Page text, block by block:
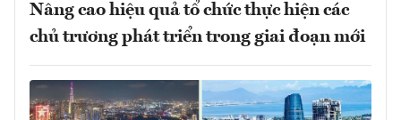
Nâng cao hiệu quả tổ chức thực hiện các
chủ trương phát triển trong giai đoạn mới